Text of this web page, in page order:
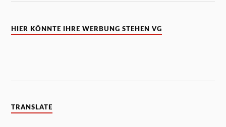
HIER KÖNNTE IHRE WERBUNG STEHEN VG
TRANSLATE